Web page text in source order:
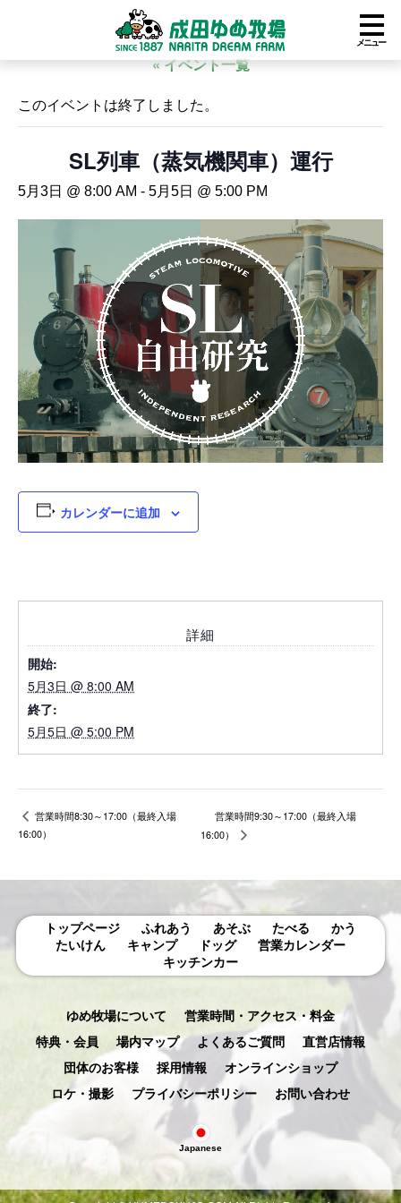
メニュー
« イベント一覧
このイベントは終了しました。
SL列車（蒸気機関車）運行
5月3日 @ 8:00 AM - 5月5日 @ 5:00 PM
カレンダーに追加
詳細
開始:
5月3日 @ 8:00 AM
終了:
5月5日 @ 5:00 PM
営業時間8:30～17:00（最終入場
16:00）
営業時間9:30～17:00（最終入場
16:00）
トップページ ふれあう あそぶ たべる
かう
たいけん
キャンプ ドッグ
営業カレンダー
キッチンカー
ゆめ牧場について
営業時間・アクセス・料金
特典・会員
場内マップ よくあるご質問
直営店情報
団体のお客様
採用情報
オンラインショップ
ロケ・撮影
プライバシーポリシー お問い合わせ
Japanese